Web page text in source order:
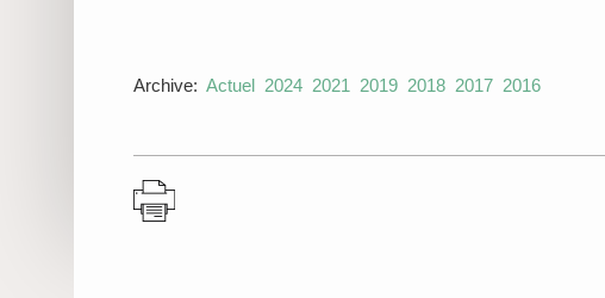
Archive: Actuel 2024 2021 2019 2018 2017 2016